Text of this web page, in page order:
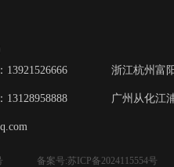
：13921526666 浙江杭州富
：13128958888 广州从化江
备案号:苏ICP备2024115554号